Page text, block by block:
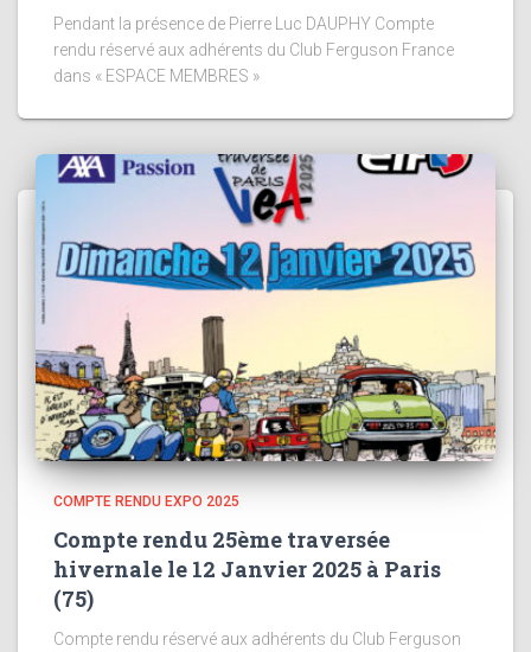
Pendant la présence de Pierre Luc DAUPHY Compte
rendu réservé aux adhérents du Club Ferguson France
dans « ESPACE MEMBRES »
COMPTE RENDU EXPO 2025
Compte rendu 25ème traversée
hivernale le 12 Janvier 2025 à Paris
(75)
Compte rendu réservé aux adhérents du Club Ferguson